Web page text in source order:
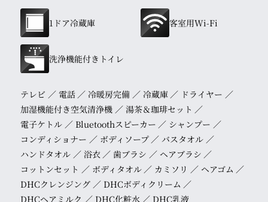
1ドア冷蔵庫 客室用Wi-Fi
洗浄機能付きトイレ
テレビ 電話 冷暖房完備 冷蔵庫
ドライヤー
加湿機能付き空気清浄機
湯茶＆珈琲セット
電子ケトル
Bluetoothスピーカー
シャンプー
コンディショナー
ボディソープ
バスタオル
ハンドタオル
浴衣 歯ブラシ
ヘアブラシ
コットンセット
ボディタオル カミソリ
ヘアゴム
DHCクレンジング
DHCボディクリーム
DHCヘアミルク
DHC化粧水 DHC乳液